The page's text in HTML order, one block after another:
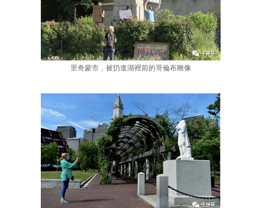
里奇蒙市，被扔進湖裡前的哥倫布雕像